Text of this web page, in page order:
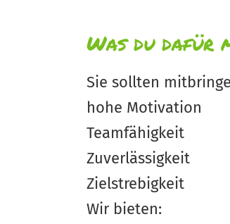
Was du dafür
Sie sollten
hohe Motivation
Teamfähigkeit
Zuverlässigkeit
Zielstrebigkeit
Wir bieten: